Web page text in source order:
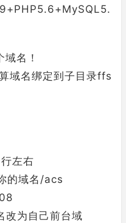
名！
域名绑定到子目录ffs
左右
的域名/acs
改为自己前台域